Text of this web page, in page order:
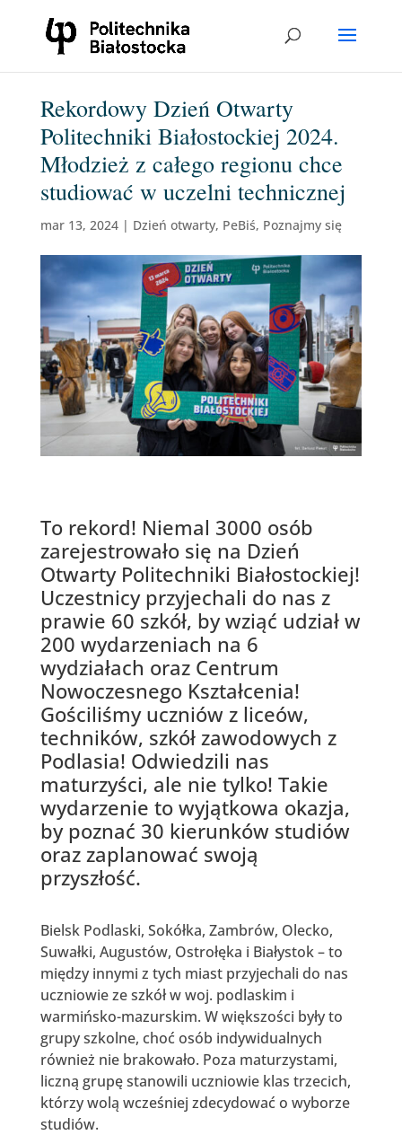
Rekordowy Dzień Otwarty
Politechniki Białostockiej 2024.
Młodzież z całego regionu chce
studiować w uczelni technicznej
mar 13, 2024| Dzień otwarty, PeBiś, Poznajmy się
To rekord! Niemal 3000 osób
zarejestrowało się na Dzień
Otwarty Politechniki Białostockiej!
Uczestnicy przyjechali do nas z
prawie 60 szkół, by wziąć udział w
200 wydarzeniach na 6
wydziałach oraz Centrum
Nowoczesnego Kształcenia!
Gościliśmy uczniów z liceów,
techników, szkół zawodowych z
Podlasia! Odwiedzili nas
maturzyści, ale nie tylko! Takie
wydarzenie to wyjątkowa okazja,
by poznać 30 kierunków studiów
oraz zaplanować swoją
przyszłość.
Bielsk Podlaski, Sokółka, Zambrów, Olecko,
Suwałki, Augustów, Ostrołęka i Białystok – to
między innymi z tych miast przyjechali do nas
uczniowie ze szkół w woj. podlaskim i
warmińsko-mazurskim. W większości były to
grupy szkolne, choć osób indywidualnych
również nie brakowało. Poza maturzystami,
liczną grupę stanowili uczniowie klas trzecich,
którzy wolą wcześniej zdecydować o wyborze
studiów.